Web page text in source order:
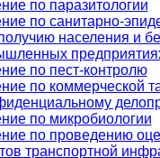
по паразитологии
по санитарно-
населения и
по пест-контролю
по коммерческой
по микробиологии
по проведению
транспортной